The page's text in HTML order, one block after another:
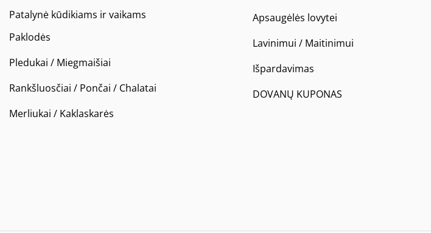
Patalynė kūdikiams ir vaikams
Paklodės
Pledukai / Miegmaišiai
Rankšluosčiai / Pončai / Chalatai
Merliukai / Kaklaskarės
Apsaugėlės lovytei
Lavinimui / Maitinimui
Išpardavimas
DOVANŲ KUPONAS